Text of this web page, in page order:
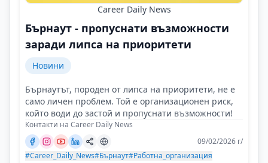
Career Daily News
Бърнаут - пропуснати възможности
заради липса на приоритети
Новини
Бърнаутът, породен от липса на приоритети, не е
само личен проблем. Той е организационен риск,
който води до застой и пропуснати възможности!
Контакти на Career Daily News
09/02/2026 г/
#Career_Daily_News#Бърнаут#Работна_организация